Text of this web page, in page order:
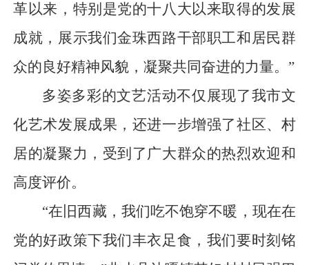
革以来，特别是党的十八大以来取得的发展
成就，展示我们金珠西路干部职工和居民群
众的良好精神风貌，凝聚共同奋进的力量。”
多姿多彩的文艺活动不仅展现了我市文
化艺术发展成果，还进一步增强了社区、村
居的凝聚力，受到了广大群众的热烈欢迎和
高度评价。
“在旧西藏，我们吃不饱穿不暖，现在在
党的好政策下我们丰衣足食，我们要时刻铭